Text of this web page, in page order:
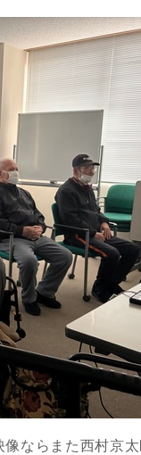
ならまた西村京太